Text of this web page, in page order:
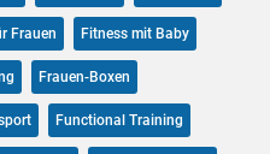
Frauen Fitness mit Baby
Frauen-Boxen
Functional Training